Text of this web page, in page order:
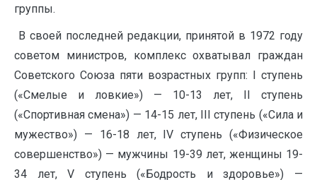
группы.
В своей последней редакции, принятой в 1972 году
советом министров, комплекс охватывал граждан
Советского Союза пяти возрастных групп: I ступень
(«Смелые и ловкие») — 10-13 лет, II ступень
(«Спортивная смена») — 14-15 лет, III ступень («Сила и
мужество») — 16-18 лет, IV ступень («Физическое
совершенство») — мужчины 19-39 лет, женщины 19-
34 лет, V ступень («Бодрость и здоровье») —